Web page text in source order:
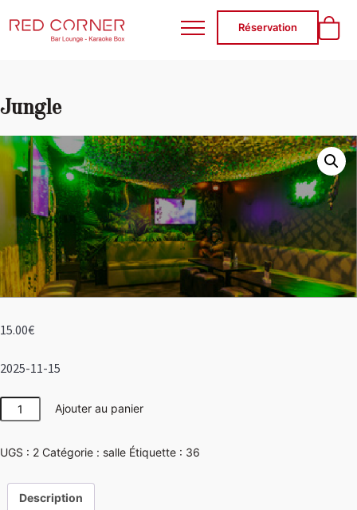
RED CORNER
Réservation
Jungle
15.00€
2025-11-15
quantité
de
Ajouter au panier
UGS : 2 Catégorie : salle Étiquette : 36
Description